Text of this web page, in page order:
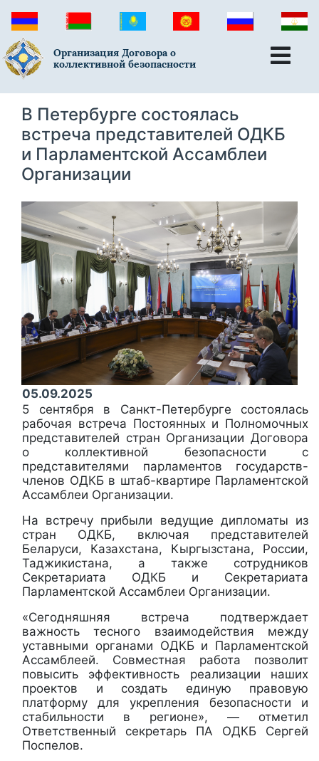
Организация Договора о
коллективной безопасности
В Петербурге состоялась
встреча представителей ОДКБ
и Парламентской Ассамблеи
Организации
05.09.2025
5 сентября в Санкт-Петербурге состоялась
рабочая встреча Постоянных и Полномочных
представителей стран Организации Договора
о коллективной безопасности с
представителями парламентов государств-
членов ОДКБ в штаб-квартире Парламентской
Ассамблеи Организации.
На встречу прибыли ведущие дипломаты из
стран ОДКБ, включая представителей
Беларуси, Казахстана, Кыргызстана, России,
Таджикистана, а также сотрудников
Секретариата ОДКБ и Секретариата
Парламентской Ассамблеи Организации.
«Сегодняшняя встреча подтверждает
важность тесного взаимодействия между
уставными органами ОДКБ и Парламентской
Ассамблеей. Совместная работа позволит
повысить эффективность реализации наших
проектов и создать единую правовую
платформу для укрепления безопасности и
стабильности в регионе», — отметил
Ответственный секретарь ПА ОДКБ Сергей
Поспелов.